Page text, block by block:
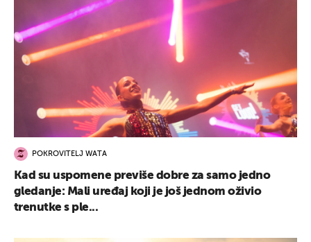
POKROVITELJ WATA
Kad su uspomene previše dobre za samo jedno
gledanje: Mali uređaj koji je još jednom oživio
trenutke s ple...